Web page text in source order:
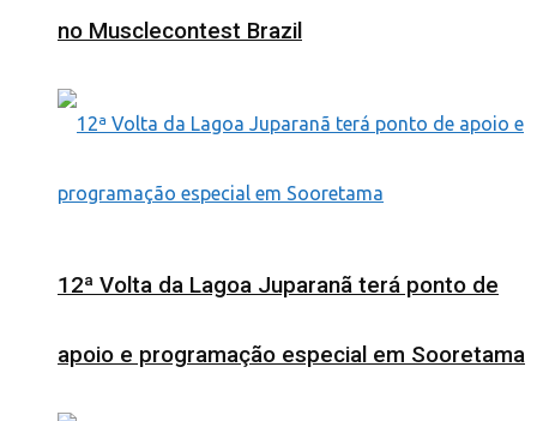
no Musclecontest Brazil
12ª Volta da Lagoa Juparanã terá ponto de
apoio e programação especial em Sooretama